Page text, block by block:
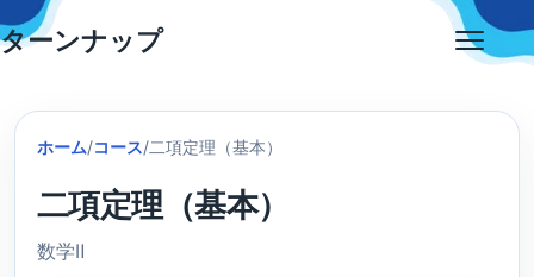
Skip
to
ターンナップ
ホーム/コース/二項定理（基本）
二項定理（基本）
数学Ⅱ